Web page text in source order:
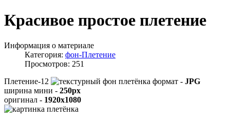
Красивое простое плетение
Информация о материале
Категория: фон-Плетение
Просмотров: 251
Плетение-12
формат - JPG
ширина мини - 250px
оригинал - 1920x1080